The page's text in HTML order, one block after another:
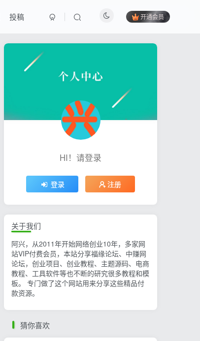
投稿 开通会员
HI！请登录
登录 注册
关于我们
阿兴，从2011年开始网络创业10年，多家网
站VIP付费会员，本站分享福缘论坛、中赚网
论坛，创业项目、创业教程、主题源码、电商
教程、工具软件等也不断的研究很多教程和模
板。 专门做了这个网站用来分享这些精品付
款资源。
猜你喜欢